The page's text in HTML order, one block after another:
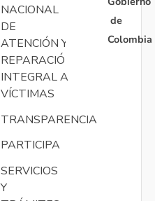
NACIONAL
DE
ATENCIÓN Y
REPARACIÓN
INTEGRAL A
VÍCTIMAS
TRANSPARENCIA
PARTICIPA
SERVICIOS
Y
de
Colombia